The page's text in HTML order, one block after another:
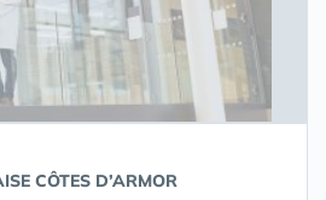
CÔTES D’ARMOR